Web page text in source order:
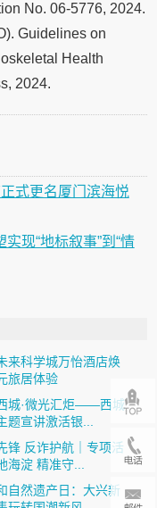
No. 06-5776, 2024.
Guidelines on
Health
2024.
式更名厦门滨海悦
现“地标叙事”到“情
来科学城万怡酒店焕
旅居体验
城·微光汇炬——西城
题宣讲激活银...
锋 反诈护航｜专项活
海淀 精准守...
自然遗产日：大兴新